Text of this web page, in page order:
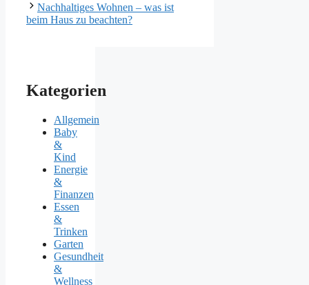
Nachhaltiges Wohnen – was ist
beim Haus zu beachten?
Kategorien
Allgemein
Baby
&
Kind
Energie
&
Finanzen
Essen
&
Trinken
Garten
Gesundheit
&
Wellness